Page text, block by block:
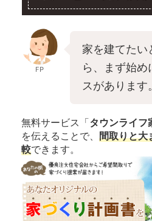
FP
家を建てたい
ら、まず始
スがあります。
無料サービス「タウンライフ
を伝えることで、 間取りと大
較できます。